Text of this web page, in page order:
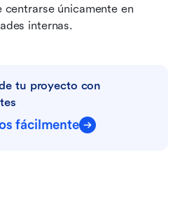
centrarse únicamente en
internas.
tu proyecto con
fácilmente